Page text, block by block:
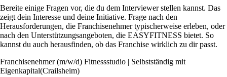
Bereite einige Fragen vor, die du dem Interviewer stellen kannst. Das
zeigt dein Interesse und deine Initiative. Frage nach den
Herausforderungen, die Franchisenehmer typischerweise erleben, oder
nach den Unterstützungsangeboten, die EASYFITNESS bietet. So
kannst du auch herausfinden, ob das Franchise wirklich zu dir passt.
Franchisenehmer (m/w/d) Fitnessstudio | Selbstständig mit
Eigenkapital(Crailsheim)